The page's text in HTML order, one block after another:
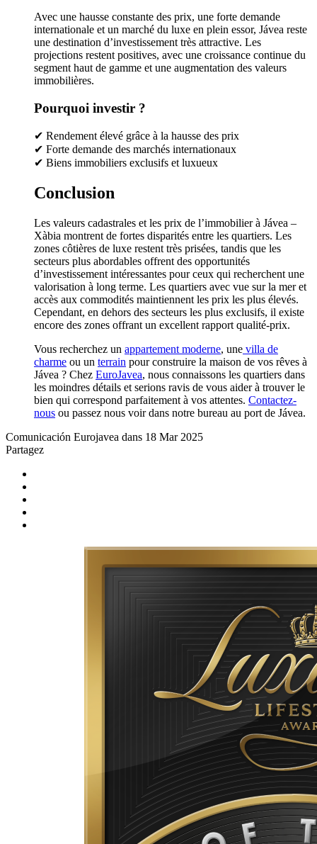
Avec une hausse constante des prix, une forte demande
internationale et un marché du luxe en plein essor, Jávea reste
une destination d’investissement très attractive. Les
projections restent positives, avec une croissance continue du
segment haut de gamme et une augmentation des valeurs
immobilières.
Pourquoi investir ?
✔ Rendement élevé grâce à la hausse des prix
✔ Forte demande des marchés internationaux
✔ Biens immobiliers exclusifs et luxueux
Conclusion
Les valeurs cadastrales et les prix de l’immobilier à Jávea –
Xàbia montrent de fortes disparités entre les quartiers. Les
zones côtières de luxe restent très prisées, tandis que les
secteurs plus abordables offrent des opportunités
d’investissement intéressantes pour ceux qui recherchent une
valorisation à long terme. Les quartiers avec vue sur la mer et
accès aux commodités maintiennent les prix les plus élevés.
Cependant, en dehors des secteurs les plus exclusifs, il existe
encore des zones offrant un excellent rapport qualité-prix.
Vous recherchez un appartement moderne, une villa de
charme ou un terrain pour construire la maison de vos rêves à
Jávea ? Chez EuroJavea, nous connaissons les quartiers dans
les moindres détails et serions ravis de vous aider à trouver le
bien qui correspond parfaitement à vos attentes. Contactez-
nous ou passez nous voir dans notre bureau au port de Jávea.
Comunicación Eurojavea dans 18 Mar 2025
Partagez